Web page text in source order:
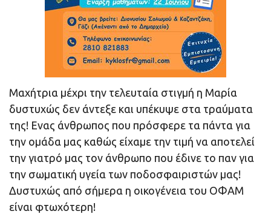
Μαχήτρια μέχρι την τελευταία στιγμή η Μαρία
δυστυχώς δεν άντεξε και υπέκυψε στα τραύματα
της! Ενας άνθρωπος που πρόσφερε τα πάντα για
την ομάδα μας καθώς είχαμε την τιμή να αποτελεί
την γιατρό μας τον άνθρωπο που έδινε το παν για
την σωματική υγεία των ποδοσφαιριστών μας!
Δυστυχώς από σήμερα η οικογένεια του ΟΦΑΜ
είναι φτωχότερη!